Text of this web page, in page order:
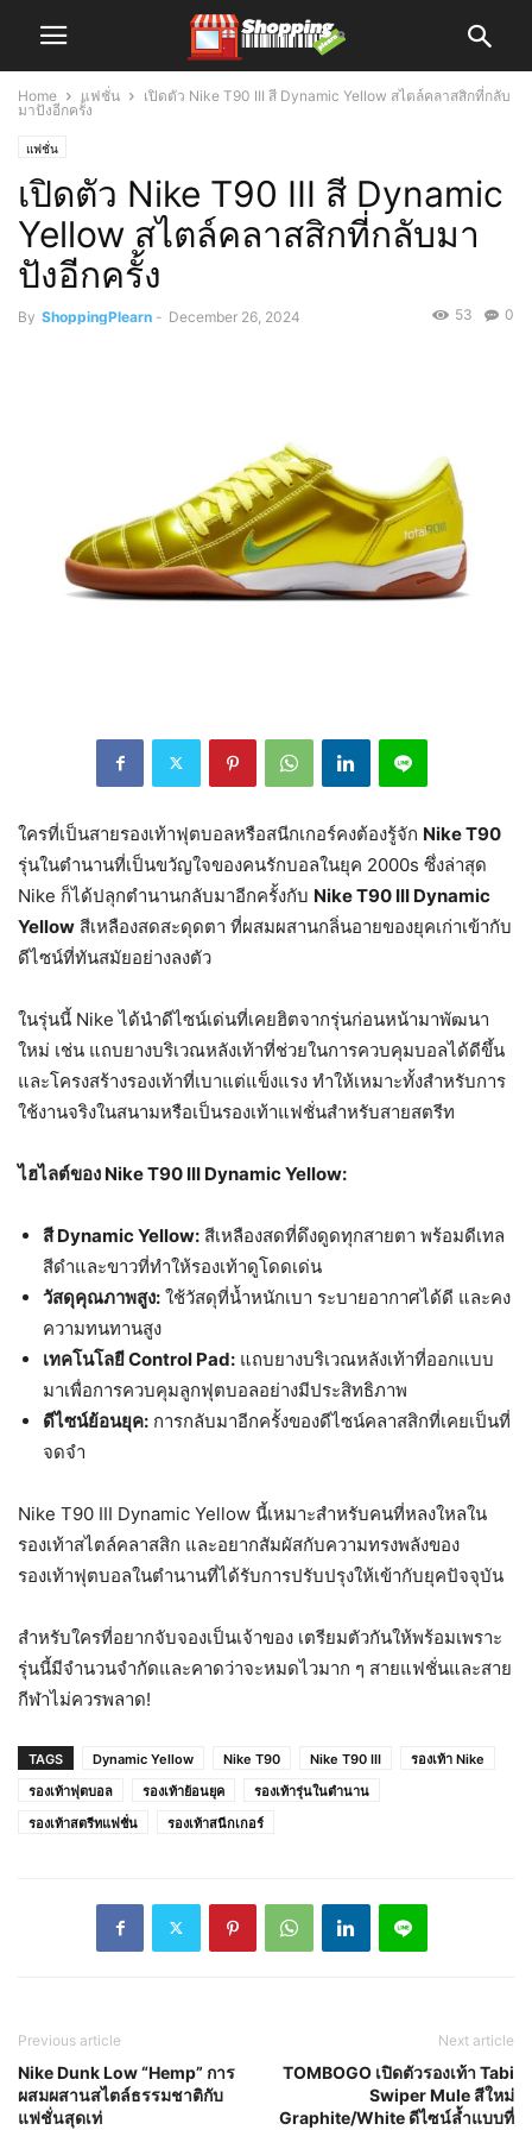
Home แฟชั่น
เปิดตัว Nike T90 III สี Dynamic Yellow สไตล์คลาสสิกที่กลับ
มาปังอีกครั้ง
แฟชั่น
เปิดตัว Nike T90 III สี Dynamic
Yellow สไตล์คลาสสิกที่กลับมา
ปังอีกครั้ง
By ShoppingPlearn - December 26, 2024 0
53
ใครที่เป็นสายรองเท้าฟุตบอลหรือสนีกเกอร์คงต้องรู้จัก Nike T90
รุ่นในตำนานที่เป็นขวัญใจของคนรักบอลในยุค 2000s ซึ่งล่าสุด
Nike ก็ได้ปลุกตำนานกลับมาอีกครั้งกับ Nike T90 III Dynamic
Yellow สีเหลืองสดสะดุดตา ที่ผสมผสานกลิ่นอายของยุคเก่าเข้ากับ
ดีไซน์ที่ทันสมัยอย่างลงตัว
ในรุ่นนี้ Nike ได้นำดีไซน์เด่นที่เคยฮิตจากรุ่นก่อนหน้ามาพัฒนา
ใหม่ เช่น แถบยางบริเวณหลังเท้าที่ช่วยในการควบคุมบอลได้ดีขึ้น
และโครงสร้างรองเท้าที่เบาแต่แข็งแรง ทำให้เหมาะทั้งสำหรับการ
ใช้งานจริงในสนามหรือเป็นรองเท้าแฟชั่นสำหรับสายสตรีท
ไฮไลต์ของ Nike T90 III Dynamic Yellow:
สี Dynamic Yellow: สีเหลืองสดที่ดึงดูดทุกสายตา พร้อมดีเทล
สีดำและขาวที่ทำให้รองเท้าดูโดดเด่น
วัสดุคุณภาพสูง: ใช้วัสดุที่น้ำหนักเบา ระบายอากาศได้ดี และคง
ความทนทานสูง
เทคโนโลยี Control Pad: แถบยางบริเวณหลังเท้าที่ออกแบบ
มาเพื่อการควบคุมลูกฟุตบอลอย่างมีประสิทธิภาพ
ดีไซน์ย้อนยุค: การกลับมาอีกครั้งของดีไซน์คลาสสิกที่เคยเป็นที่
จดจำ
Nike T90 III Dynamic Yellow นี้เหมาะสำหรับคนที่หลงใหลใน
รองเท้าสไตล์คลาสสิก และอยากสัมผัสกับความทรงพลังของ
รองเท้าฟุตบอลในตำนานที่ได้รับการปรับปรุงให้เข้ากับยุคปัจจุบัน
สำหรับใครที่อยากจับจองเป็นเจ้าของ เตรียมตัวกันให้พร้อมเพราะ
รุ่นนี้มีจำนวนจำกัดและคาดว่าจะหมดไวมาก ๆ สายแฟชั่นและสาย
กีฬาไม่ควรพลาด!
TAGS Dynamic Yellow Nike T90 Nike T90 III
รองเท้า Nike
รองเท้าฟุตบอล
รองเท้าย้อนยุค
รองเท้ารุ่นในตำนาน
รองเท้าสตรีทแฟชั่น
รองเท้าสนีกเกอร์
Previous article
Nike Dunk Low “Hemp” การ
ผสมผสานสไตล์ธรรมชาติกับ
แฟชั่นสุดเท่
Next article
TOMBOGO เปิดตัวรองเท้า Tabi
Swiper Mule สีใหม่
Graphite/White ดีไซน์ล้ำแบบที่